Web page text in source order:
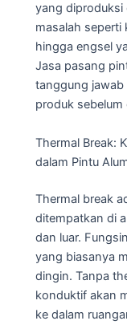
yang diproduksi
masalah seperti
hingga engsel
Jasa pasang
tanggung jawab
produk sebelum
Thermal Break:
dalam Pintu
Thermal break
ditempatkan di
dan luar.
yang biasanya
dingin. Tanpa
konduktif akan
ke dalam